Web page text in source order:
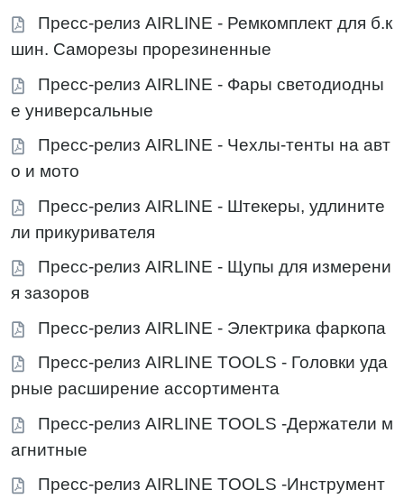
Пресс-релиз AIRLINE - Ремкомплект для б.к
шин. Саморезы прорезиненные
Пресс-релиз AIRLINE - Фары светодиодны
е универсальные
Пресс-релиз AIRLINE - Чехлы-тенты на авт
о и мото
Пресс-релиз AIRLINE - Штекеры, удлините
ли прикуривателя
Пресс-релиз AIRLINE - Щупы для измерени
я зазоров
Пресс-релиз AIRLINE - Электрика фаркопа
Пресс-релиз AIRLINE TOOLS - Головки уда
рные расширение ассортимента
Пресс-релиз AIRLINE TOOLS -Держатели м
агнитные
Пресс-релиз AIRLINE TOOLS -Инструмент